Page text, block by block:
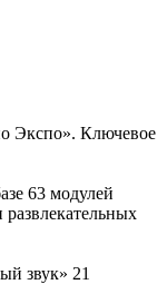
Экспо». Ключевое
63 модулей
звук» 21